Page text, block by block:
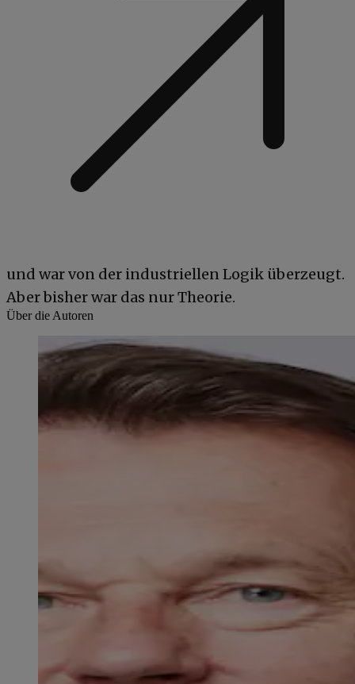
und war von der industriellen Logik überzeugt.
Aber bisher war das nur Theorie.
Über die Autoren